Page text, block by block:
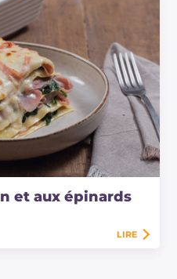
et aux épinards
LIRE